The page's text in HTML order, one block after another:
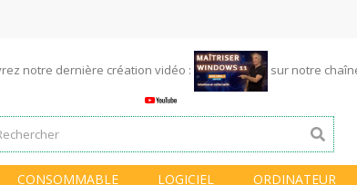
notre dernière création vidéo :
sur notre
CONSOMMABLE LOGICIEL ORDINATEUR